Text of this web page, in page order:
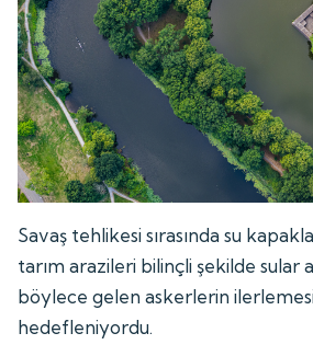
Savaş tehlikesi sırasında su
tarım arazileri bilinçli şekilde sular
böylece gelen askerlerin
hedefleniyordu.